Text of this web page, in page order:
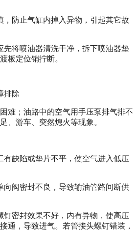
，防止气缸内掉入异物，引起其它故
先将喷油器清洗干净，拆下喷油器垫
板定位销拧断。
排除
难；油路中的空气用手压泵排气排不
、游车、突然熄火等现象。
有缺陷或垫片不平，使空气进入低压
向阀密封不良，导致输油管路间断供
钉密封效果不好，内有异物，使高压
通，导致进气。若管接头螺钉错装，